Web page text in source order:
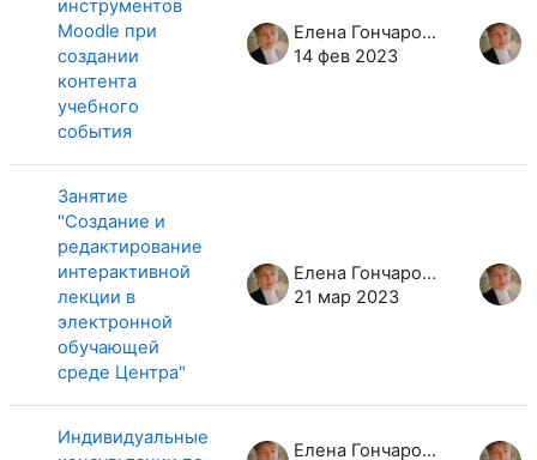
инструментов
Moodle при
создании
контента
учебного
события
Елена Гончарова
14 фев 2023
Занятие
"Создание и
редактирование
интерактивной
лекции в
электронной
обучающей
среде Центра"
Елена Гончарова
21 мар 2023
Индивидуальные
Елена Гончарова